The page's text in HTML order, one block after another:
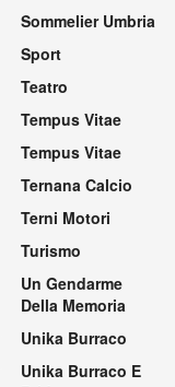
Sommelier Umbria
Sport
Teatro
Tempus Vitae
Tempus Vitae
Ternana Calcio
Terni Motori
Turismo
Un Gendarme
Della Memoria
Unika Burraco
Unika Burraco E